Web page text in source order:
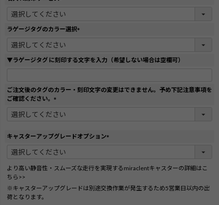
必
須
ラゲージタグのカラー選択
須
▼ラゲージタグ に刻印する文字を入力（希望しない場合は空欄可）
ご注文後のタグのカラー・刻印文字の変更はできません。予め下記注意事項を
ご確認ください。
必
)
キャスターアップグレードオプション
須
より高い静音性・スムーズな走行を実現するmiraclentキャスターの詳細はこ
ちら>>
※キャスターアップグレードは別途交換作業が発生するため5営業日以内の出
荷となります。